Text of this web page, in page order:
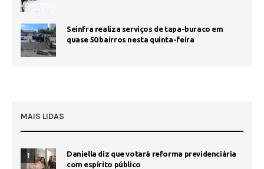
Seinfra realiza serviços de tapa-buraco em
quase 50 bairros nesta quinta-feira
MAIS LIDAS
1
Daniella diz que votará reforma previdenciária
com espírito público